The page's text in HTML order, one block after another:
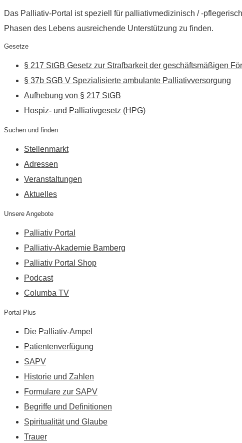
Das Palliativ-Portal ist speziell für palliativmedizinisch / -
Phasen des Lebens ausreichende Unterstützung zu finden.
Gesetze
§ 217 StGB Gesetz zur Strafbarkeit der geschäftsmäßigen
§ 37b SGB V Spezialisierte ambulante Palliativversorgung
Aufhebung von § 217 StGB
Hospiz- und Palliativgesetz (HPG)
Suchen und finden
Stellenmarkt
Adressen
Veranstaltungen
Aktuelles
Unsere Angebote
Palliativ Portal
Palliativ-Akademie Bamberg
Palliativ Portal Shop
Podcast
Columba TV
Portal Plus
Die Palliativ-Ampel
Patientenverfügung
SAPV
Historie und Zahlen
Formulare zur SAPV
Begriffe und Definitionen
Spiritualität und Glaube
Trauer